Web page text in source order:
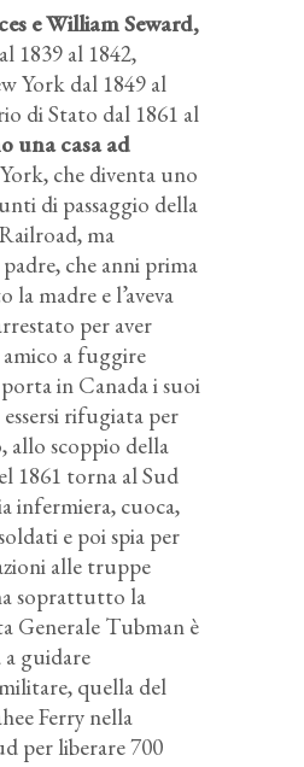
e William Seward,
1839 al 1842,
York dal 1849 al
di Stato dal 1861 al
una casa ad
che diventa uno
di passaggio della
ma
che anni prima
la madre e l’aveva
per aver
a fuggire
in Canada i suoi
rifugiata per
allo scoppio della
1861 torna al Sud
infermiera, cuoca,
e poi spia per
alle truppe
soprattutto la
Generale Tubman è
guidare
quella del
Ferry nella
per liberare 700